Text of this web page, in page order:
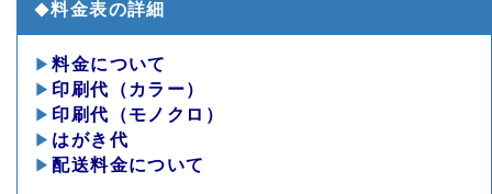
◆料金表の詳細
▶料金について
▶ 印刷代（カラー）
▶ 印刷代（モノクロ）
▶ はがき代
▶配送料金について